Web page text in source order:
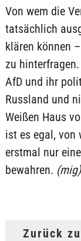
Von wem die
tatsächlich
klären können
zu
AfD und ihr
Russland und
Weißen Haus
ist es egal, von
erstmal nur
bewahren. (mig)
Zurück